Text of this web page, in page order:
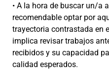
• A la hora de buscar un/a
recomendable optar por
trayectoria contrastada en
implica revisar trabajos
recibidos y su capacidad
calidad esperados.